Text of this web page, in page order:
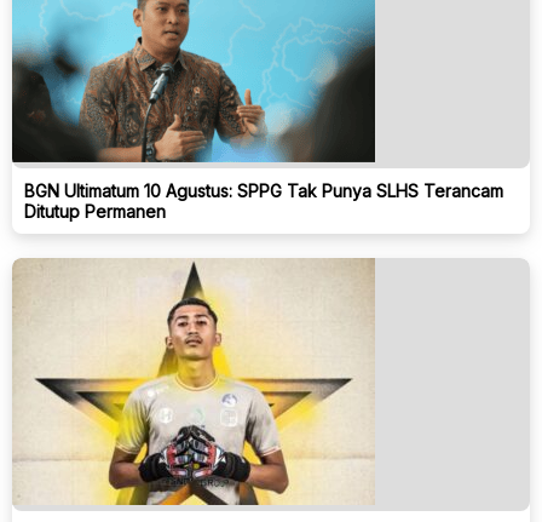
BGN Ultimatum 10 Agustus: SPPG Tak Punya SLHS Terancam
Ditutup Permanen